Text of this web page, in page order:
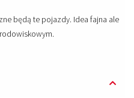
będą te pojazdy. Idea fajna ale